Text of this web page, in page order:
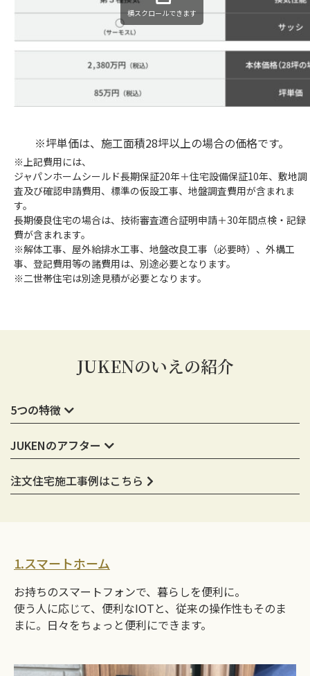
横スクロールできます
※坪単価は、施工面積28坪以上の場合の価格です。
※上記費用には、
ジャパンホームシールド長期保証20年＋住宅設備保証10年、敷地調
査及び確認申請費用、標準の仮設工事、地盤調査費用が含まれま
す。
長期優良住宅の場合は、技術審査適合証明申請＋30年間点検・記録
費が含まれます。
※解体工事、屋外給排水工事、地盤改良工事（必要時）、外構工
事、登記費用等の諸費用は、別途必要となります。
※二世帯住宅は別途見積が必要となります。
JUKENのいえの紹介
5つの特徴
JUKENのアフター
注文住宅施工事例はこちら
1.スマートホーム
お持ちのスマートフォンで、暮らしを便利に。
使う人に応じて、便利なIOTと、従来の操作性もそのま
まに。日々をちょっと便利にできます。